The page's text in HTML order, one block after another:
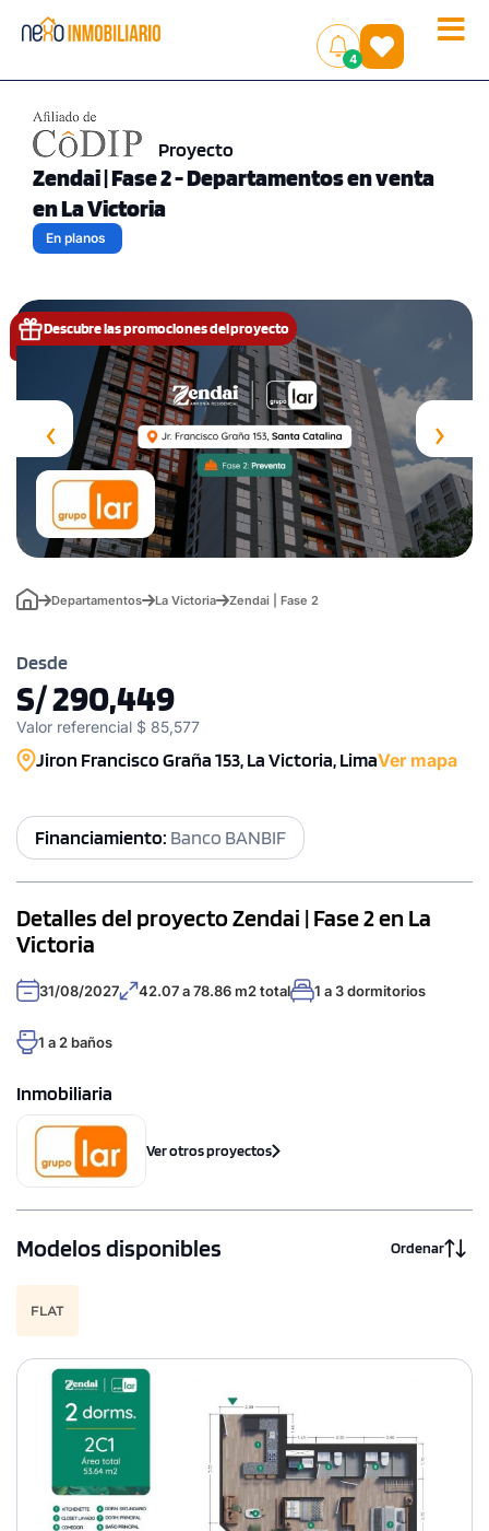
Toggle
4
()
Proyecto
Zendai | Fase 2 - Departamentos en venta
en La Victoria
En planos
‹ ›
Descubre las promociones del proyecto
Departamentos La Victoria Zendai | Fase 2
Desde
S/ 290,449
Valor referencial $ 85,577
Jiron Francisco Graña 153, La Victoria, LimaVer mapa
Financiamiento: Banco BANBIF
Detalles del proyecto Zendai | Fase 2 en La
Victoria
31/08/2027 42.07 a 78.86 m2 total 1 a 3 dormitorios
1 a 2 baños
Inmobiliaria
Ver otros proyectos
Modelos disponibles Ordenar
FLAT